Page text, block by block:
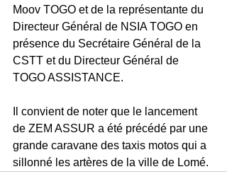
Moov TOGO et de la représentante du
Directeur Général de NSIA TOGO en
présence du Secrétaire Général de la
CSTT et du Directeur Général de
TOGO ASSISTANCE.
Il convient de noter que le lancement
de ZEM ASSUR a été précédé par une
grande caravane des taxis motos qui a
sillonné les artères de la ville de Lomé.